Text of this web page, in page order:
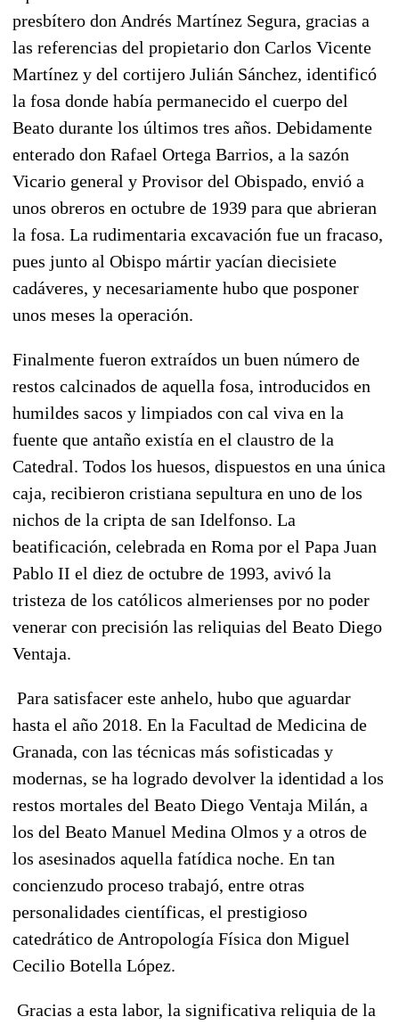
presbítero don Andrés Martínez Segura, gracias a
las referencias del propietario don Carlos Vicente
Martínez y del cortijero Julián Sánchez, identificó
la fosa donde había permanecido el cuerpo del
Beato durante los últimos tres años. Debidamente
enterado don Rafael Ortega Barrios, a la sazón
Vicario general y Provisor del Obispado, envió a
unos obreros en octubre de 1939 para que abrieran
la fosa. La rudimentaria excavación fue un fracaso,
pues junto al Obispo mártir yacían diecisiete
cadáveres, y necesariamente hubo que posponer
unos meses la operación.
Finalmente fueron extraídos un buen número de
restos calcinados de aquella fosa, introducidos en
humildes sacos y limpiados con cal viva en la
fuente que antaño existía en el claustro de la
Catedral. Todos los huesos, dispuestos en una única
caja, recibieron cristiana sepultura en uno de los
nichos de la cripta de san Idelfonso. La
beatificación, celebrada en Roma por el Papa Juan
Pablo II el diez de octubre de 1993, avivó la
tristeza de los católicos almerienses por no poder
venerar con precisión las reliquias del Beato Diego
Ventaja.
Para satisfacer este anhelo, hubo que aguardar
hasta el año 2018. En la Facultad de Medicina de
Granada, con las técnicas más sofisticadas y
modernas, se ha logrado devolver la identidad a los
restos mortales del Beato Diego Ventaja Milán, a
los del Beato Manuel Medina Olmos y a otros de
los asesinados aquella fatídica noche. En tan
concienzudo proceso trabajó, entre otras
personalidades científicas, el prestigioso
catedrático de Antropología Física don Miguel
Cecilio Botella López.
Gracias a esta labor, la significativa reliquia de la